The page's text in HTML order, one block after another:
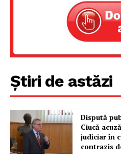
Știri de astăzi
Dispută
Ciucă
judiciar în
contrazis